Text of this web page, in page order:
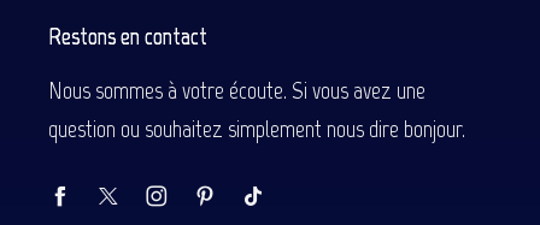
Restons en contact
Nous sommes à votre écoute. Si vous avez une
question ou souhaitez simplement nous dire bonjour.